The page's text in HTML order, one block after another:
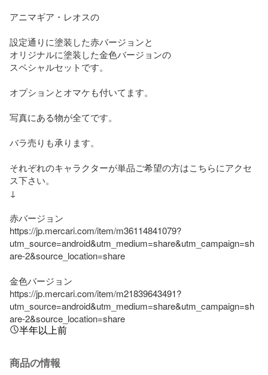
アニマギア・レオスの
設定通りに塗装した赤バージョンと
オリジナルに塗装した金色バージョンの
スペシャルセットです。
オプションとオマケも付いてます。
写真にある物が全てです。
バラ売りも承ります。
それぞれのキャラクターが単品ご希望の方はこちらにアクセ
ス下さい。
↓
赤バージョン
https://jp.mercari.com/item/m36114841079?
utm_source=android&utm_medium=share&utm_campaign=sh
are-2&source_location=share
金色バージョン
https://jp.mercari.com/item/m21839643491?
utm_source=android&utm_medium=share&utm_campaign=sh
are-2&source_location=share
半年以上前
商品の情報